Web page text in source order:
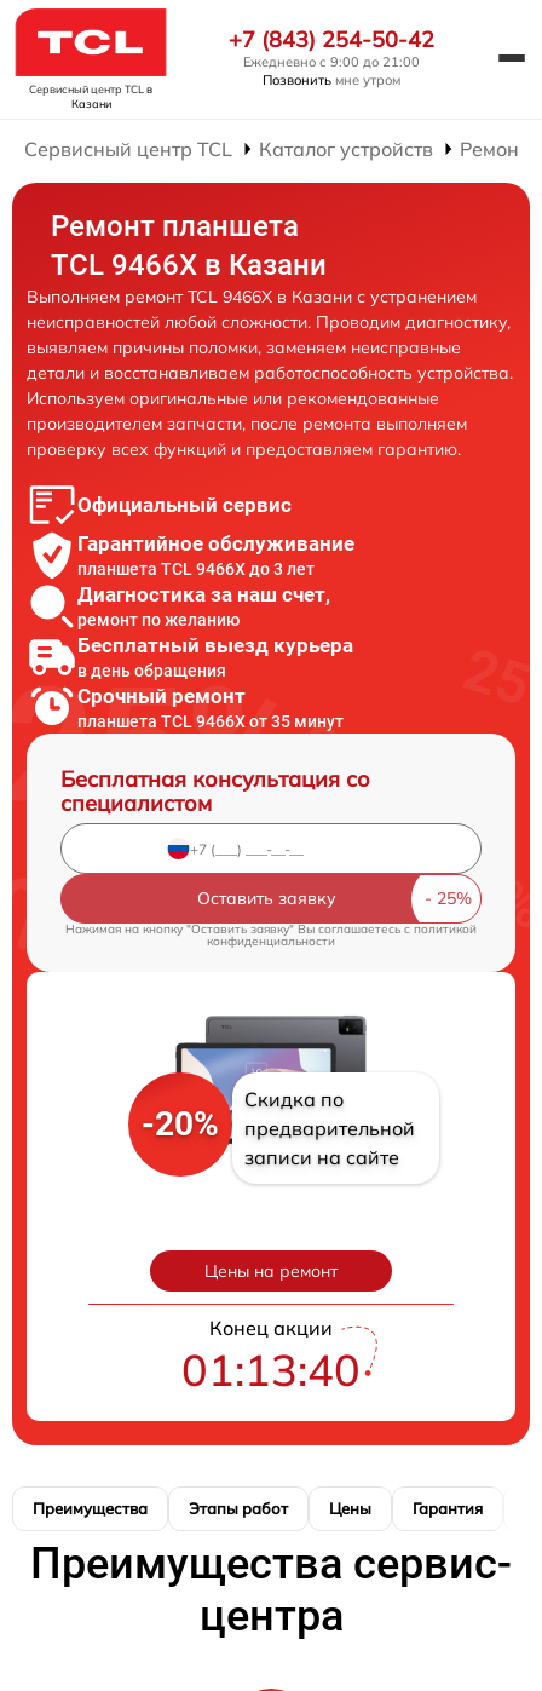
Сервисный центр TCL в
Казани
+7 (843) 254-50-42
Ежедневно с 9:00 до 21:00
Позвонить мне утром
Сервисный центр TCL Каталог устройств Ремонт
Ремонт планшета
TCL 9466X в Казани
Выполняем ремонт TCL 9466X в Казани с устранением
неисправностей любой сложности. Проводим диагностику,
выявляем причины поломки, заменяем неисправные
детали и восстанавливаем работоспособность устройства.
Используем оригинальные или рекомендованные
производителем запчасти, после ремонта выполняем
проверку всех функций и предоставляем гарантию.
Официальный сервис
Гарантийное обслуживание
планшета TCL 9466X до 3 лет
Диагностика за наш счет,
ремонт по желанию
Бесплатный выезд курьера
в день обращения
Срочный ремонт
планшета TCL 9466X от 35 минут
Бесплатная консультация со
специалистом
Оставить заявку
Нажимая на кнопку "Оставить заявку" Вы соглашаетесь cполитикой
конфиденциальности
-20%
Скидка по
предварительной
записи на сайте
Цены на ремонт
Конец акции
01:13:39
Преимущества Этапы работ Цены Гарантия
Преимущества сервис-
центра